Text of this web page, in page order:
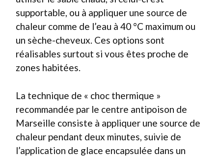
supportable, ou à appliquer une source de
chaleur comme de l’eau à 40 °C maximum ou
un sèche-cheveux. Ces options sont
réalisables surtout si vous êtes proche de
zones habitées.
La technique de « choc thermique »
recommandée par le centre antipoison de
Marseille consiste à appliquer une source de
chaleur pendant deux minutes, suivie de
l’application de glace encapsulée dans un